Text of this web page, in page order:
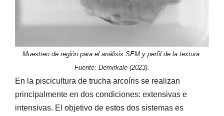
Muestreo de región para el análisis SEM y perfil de la textura.
Fuente: Demirkale (2023).
En la piscicultura de trucha arcoíris se realizan
principalmente en dos condiciones: extensivas e
intensivas. El objetivo de estos dos sistemas es